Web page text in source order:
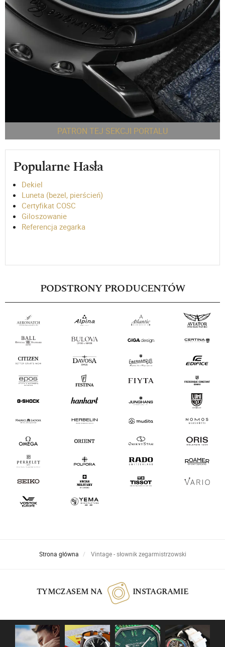
PATRON TEJ SEKCJI PORTALU
Popularne Hasła
Dekiel
Luneta (bezel, pierścień)
Certyfikat COSC
Giloszowanie
Referencja zegarka
PODSTRONY PRODUCENTÓW
Strona główna Vintage - słownik zegarmistrzowski
TYMCZASEM NA INSTAGRAMIE